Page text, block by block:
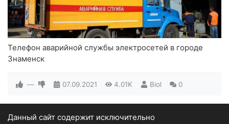
Телефон аварийной службы электросетей в городе
Знаменск
— 07.09.2021 4.01K Biol 0
Данный сайт содержит исключительно